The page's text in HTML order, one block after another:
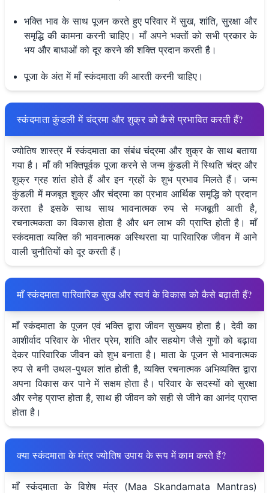
भक्ति भाव के साथ पूजन करते हुए परिवार में सुख, शांति, सुरक्षा और
समृद्धि की कामना करनी चाहिए। माँ अपने भक्तों को सभी प्रकार के
भय और बाधाओं को दूर करने की शक्ति प्रदान करती है।
पूजा के अंत में माँ स्कंदमाता की आरती करनी चाहिए।
स्कंदमाता कुंडली में चंद्रमा और शुक्र को कैसे प्रभावित करती हैं?
ज्योतिष शास्त्र में स्कंदमाता का संबंध चंद्रमा और शुक्र के साथ बताया
गया है। माँ की भक्तिपूर्वक पूजा करने से जन्म कुंडली में स्थिति चंद्र और
शुक्र ग्रह शांत होते हैं और इन ग्रहों के शुभ प्रभाव मिलते हैं। जन्म
कुंडली में मजबूत शुक्र और चंद्रमा का प्रभाव आर्थिक समृद्धि को प्रदान
करता है इसके साथ साथ भावनात्मक रुप से मजबूती आती है,
रचनात्मकता का विकास होता है और धन लाभ की प्राप्ति होती है। माँ
स्कंदमाता व्यक्ति की भावनात्मक अस्थिरता या पारिवारिक जीवन में आने
वाली चुनौतियों को दूर करती हैं।
माँ स्कंदमाता पारिवारिक सुख और स्वयं के विकास को कैसे बढ़ाती हैं?
माँ स्कंदमाता के पूजन एवं भक्ति द्वारा जीवन सुखमय होता है। देवी का
आशीर्वाद परिवार के भीतर प्रेम, शांति और सहयोग जैसे गुणों को बढ़ावा
देकर पारिवारिक जीवन को शुभ बनाता है। माता के पूजन से भावनात्मक
रुप से बनी उथल-पुथल शांत होती है, व्यक्ति रचनात्मक अभिव्यक्ति द्वारा
अपना विकास कर पाने में सक्षम होता है। परिवार के सदस्यों को सुरक्षा
और स्नेह प्राप्त होता है, साथ ही जीवन को सही से जीने का आनंद प्राप्त
होता है।
क्या स्कंदमाता के मंत्र ज्योतिष उपाय के रूप में काम करते हैं?
माँ स्कंदमाता के विशेष मंत्र (Maa Skandamata Mantras)